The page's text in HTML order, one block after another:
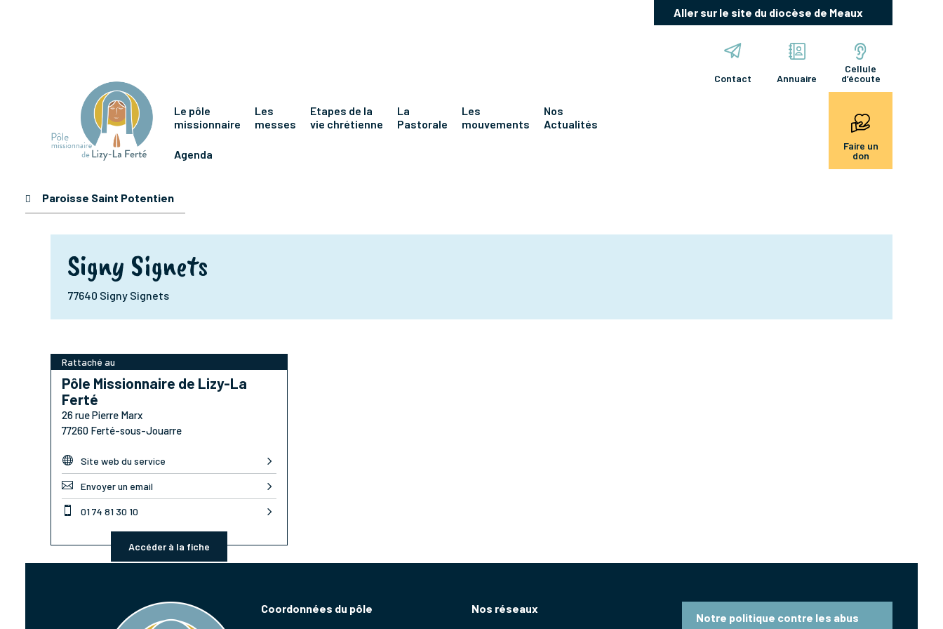
Aller sur le site du diocèse de Meaux
Le pôle
missionnaire
Les
messes
Etapes de la
vie chrétienne
La
Pastorale
Les
mouvements
Nos
Actualités
Agenda
Contact Annuaire
Cellule
d’écoute
Faire un
don
Paroisse Saint Potentien
Signy Signets
77640 Signy Signets
Rattaché au
Pôle Missionnaire de Lizy-La
Ferté
26 rue Pierre Marx
77260 Ferté-sous-Jouarre
 Site web du service
 Envoyer un email
 01 74 81 30 10
Accéder à la fiche
Coordonnées du pôle Nos réseaux
Notre politique contre les abus